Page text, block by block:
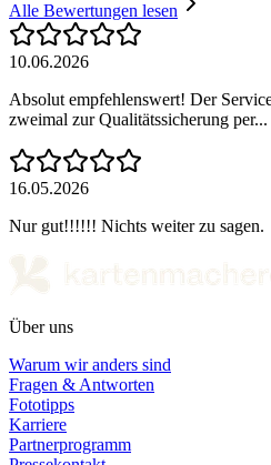
Alle Bewertungen lesen
10.06.2026
Absolut empfehlenswert! Der
zweimal zur Qualitätssicherung per...
16.05.2026
Nur gut!!!!!! Nichts weiter zu sagen.
Über uns
Warum wir anders sind
Fragen & Antworten
Fototipps
Karriere
Partnerprogramm